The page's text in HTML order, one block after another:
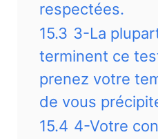
respectées.
15.3 3-La
terminent ce
prenez votre
de vous
15.4 4-Votre